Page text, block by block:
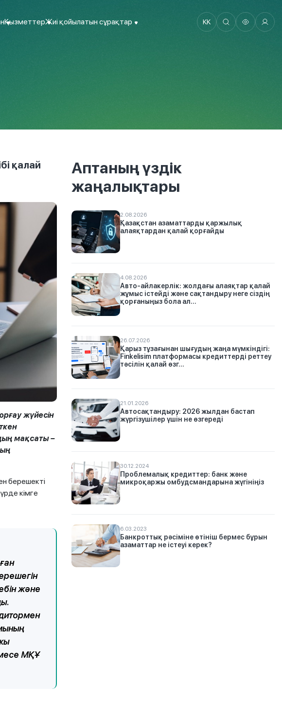
ҚызметтерЖиі қойылатын сұрақтар KK
қалай
жүйесін
мақсаты –
берешекті
кімге
және
МҚҰ
Аптаның үздік
жаңалықтары
2.08.2026
Қазақстан азаматтарды қаржылық
алаяқтардан қалай қорғайды
4.08.2026
Авто-айлакерлік: жолдағы алаяқтар қалай
жұмыс істейді және сақтандыру неге сіздің
қорғаныңыз бола ал...
26.07.2026
Қарыз тұзағынан шығудың жаңа мүмкіндігі:
Finkelisim платформасы кредиттерді реттеу
тәсілін қалай өзг...
21.01.2026
Автосақтандыру: 2026 жылдан бастап
жүргізушілер үшін не өзгереді
30.12.2024
Проблемалық кредиттер: банк және
микроқаржы омбудсмандарына жүгініңіз
6.03.2023
Банкроттық рәсіміне өтініш бермес бұрын
азаматтар не істеуі керек?